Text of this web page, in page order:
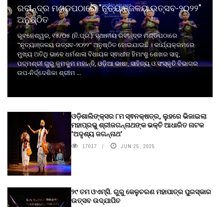
ରବୀନ୍ଦ୍ର ମଣ୍ଡପଠାରେ "ନୃତ୍ୟାଞ୍ଜଳୟ ଉତ୍ସବ-୨୦୨୨"
ଅନୁଷ୍ଠିତ
ଭୁବନେଶ୍ୱର, ୧୫/୦୫ (ନି.ପ୍ର.): ସ୍ଥାନୀୟ ରବୀନ୍ଦ୍ର ମଣ୍ଡପଠାରେ
"ନୃତ୍ୟାଞ୍ଜଳୟ ଉତ୍ସବ-୨୦୨୨" ଅନୁଷ୍ଠିତ ହୋଇଯାଇଛି । କାର୍ଯ୍ୟକ୍ରମରେ
ମୁଖ୍ୟ ଅତିଥି ଭାବେ ଧର୍ମଶାଳା ବିଧାୟକ ସ୍ଵାଧୀନ ହିମାଂଶୁ ଶେଖର ସାହୁ,
ପଦ୍ମଶ୍ରୀ ଗୁରୁ କୁମକୁମ ମହାନ୍ତି, ଓଡ଼ିଆ ଭାଷା, ସାହିତ୍ୟ ଓ ସଂସ୍କୃତି ବିଭାଗର
ଉପ-ନିର୍ଦ୍ଦେଶିକା ଶ୍ରୀମ ...
ଓଡ଼ିଶାଲିଙ୍କ୍ସର ୮ମ ସ୍ଵନକ୍ଷତ୍ର, ଲୁହରେ ଭିଜାଇଲା
ମହାପ୍ରଭୁ ଶ୍ରୀଜଗନ୍ନାଥଙ୍କ ଭକ୍ତି ଆଧାରିତ ନାଟକ
‘ଅଦୃଶ୍ୟ ଜଗନ୍ନାଥ‘
17017 JUN 25, 2025
୨୯ ତମ ଓଏମ୍‌ସି. ଗୁରୁ କେଳୁଚରଣ ମହାପାତ୍ର ପୁରସ୍କାର
ଉତ୍ସବ ଉଦ୍‍ଯାପିତ